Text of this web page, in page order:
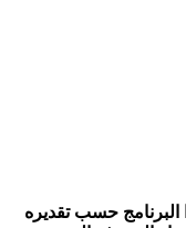
حسب تقديره